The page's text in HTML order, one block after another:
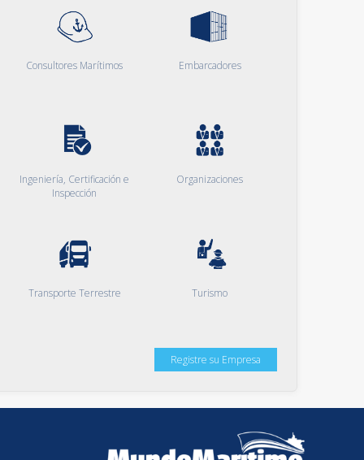
Consultores Marítimos Embarcadores
Ingeniería, Certificación e
Inspección
Organizaciones
Transporte Terrestre Turismo
Registre su Empresa